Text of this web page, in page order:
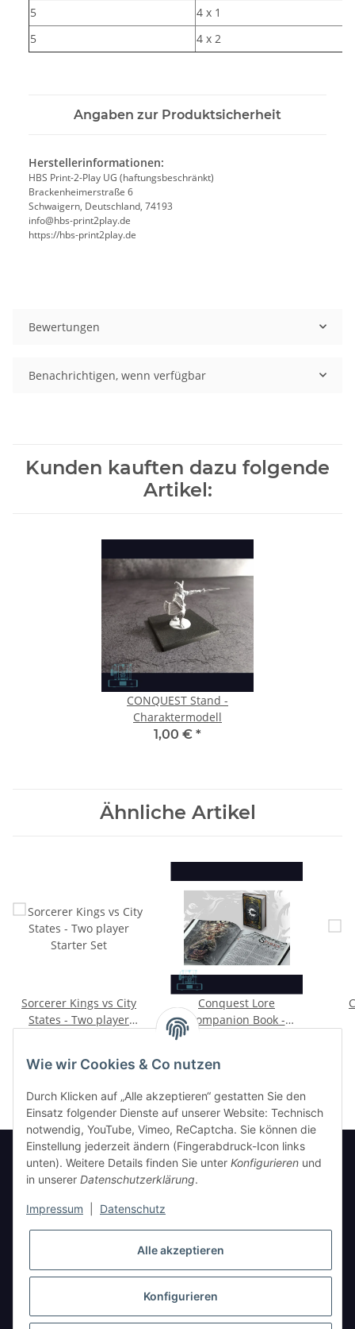
5
4 x 1
5
4 x 2
Angaben zur Produktsicherheit
Herstellerinformationen:
HBS Print-2-Play UG (haftungsbeschränkt)
Brackenheimerstraße 6
Schwaigern, Deutschland, 74193
info@hbs-print2play.de
https://hbs-print2play.de
Bewertungen
Benachrichtigen, wenn verfügbar
Kunden kauften dazu folgende
Artikel:
CONQUEST Stand -
Charaktermodell
1,00 € *
Ähnliche Artikel
Sorcerer Kings vs City
States - Two player
Conquest Lore
Companion Book -
Founder's Exclusive
Informationen
Gesetzliche Informationen
Wie wir Cookies & Co nutzen
Durch Klicken auf „Alle akzeptieren“ gestatten Sie den
Einsatz folgender Dienste auf unserer Website: Technisch
notwendig, YouTube, Vimeo, ReCaptcha. Sie können die
Einstellung jederzeit ändern (Fingerabdruck-Icon links
unten). Weitere Details finden Sie unter Konfigurieren und
in unserer Datenschutzerklärung.
Impressum Datenschutz
Alle akzeptieren
Konfigurieren